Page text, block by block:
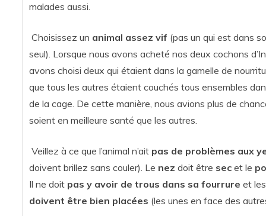
malades aussi.
Choisissez un animal assez vif (pas un qui est dans
seul). Lorsque nous avons acheté nos deux cochons
avons choisi deux qui étaient dans la gamelle de
que tous les autres étaient couchés tous ensembles
de la cage. De cette manière, nous avions plus de
soient en meilleure santé que les autres.
Veillez à ce que l’animal n’ait pas de problèmes aux
doivent brillez sans couler). Le nez doit être sec et le
Il ne doit pas y avoir de trous dans sa fourrure et
doivent être bien placées (les unes en face des